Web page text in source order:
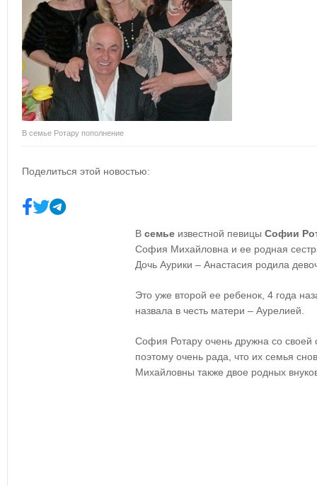
В семье Ротару пополнение
Поделиться этой новостью:
В семье известной певицы Софии
София Михайловна и ее родная
Дочь Аурики – Анастасия родила
Это уже второй ее ребенок, 4 года
назвала в честь матери – Аурелией.
София Ротару очень дружна со своей
поэтому очень рада, что их семья
Михайловны также двое родных